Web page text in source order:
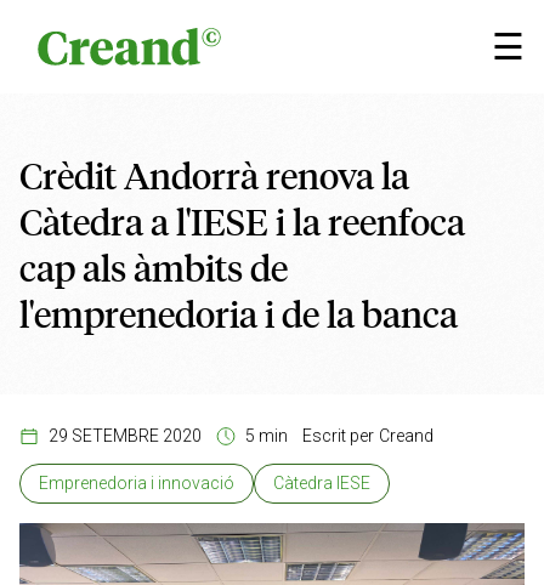
☰
×
Crèdit Andorrà renova la
Càtedra a l'IESE i la reenfoca
cap als àmbits de
l'emprenedoria i de la banca
29 SETEMBRE 2020 5 min Escrit per Creand
Emprenedoria i innovació Càtedra IESE